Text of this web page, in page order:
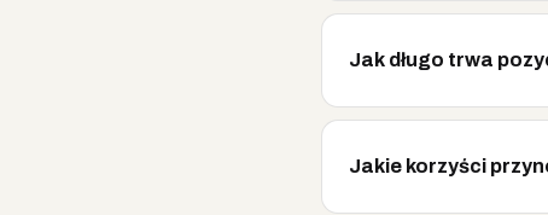
Jak długo trwa
Jakie korzyści